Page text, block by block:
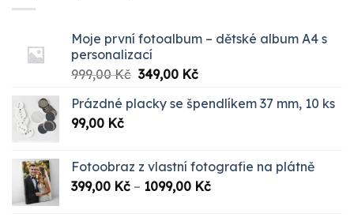
Moje první fotoalbum – dětské album A4 s
personalizací
999,00Kč Původní
byla:
349,00 KčAktuální
je:
Prázdné placky se špendlíkem 37 mm, 10 ks
99,00 Kč
Fotoobraz z vlastní fotografie na plátně
399,00 Kč – 1099,00 KčRozpětí